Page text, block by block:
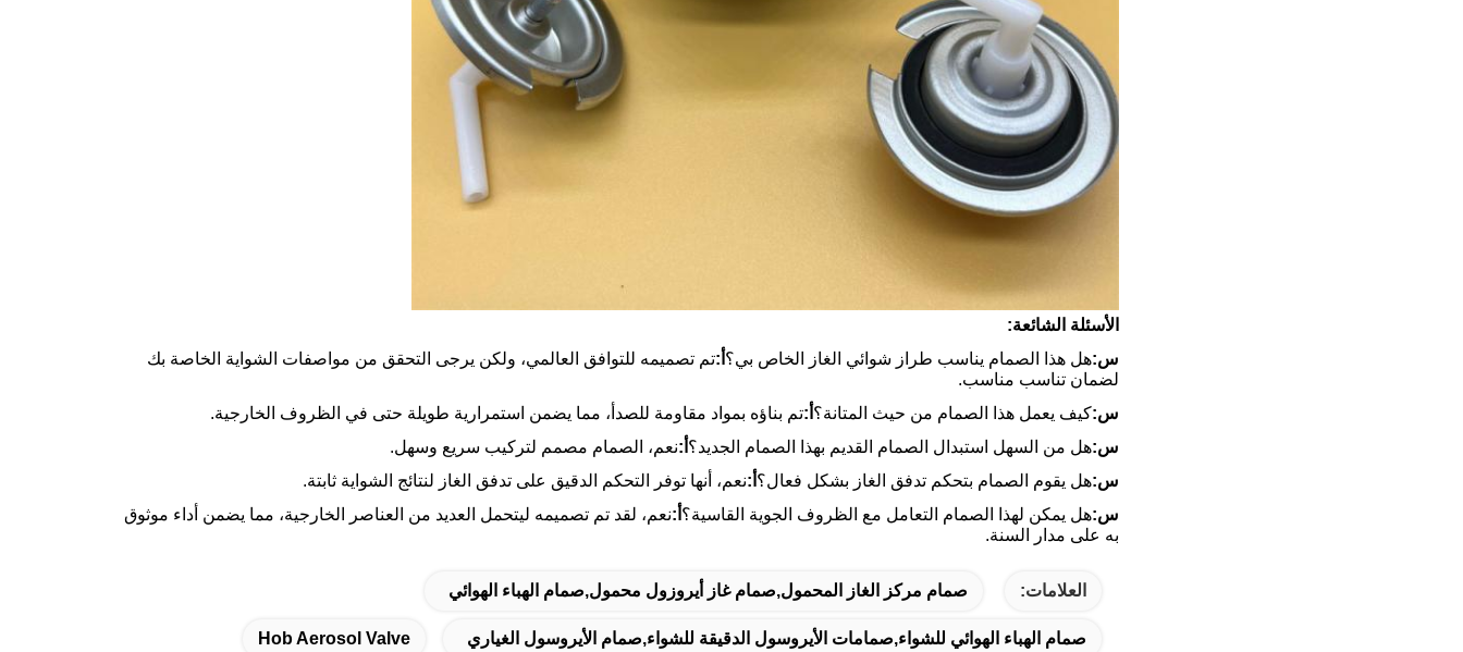
الأسئلة الشائعة:
س:هل هذا الصمام يناسب طراز شوائي الغاز الخاص بي؟ أ:تم تصميمه للتوافق العالمي، ولكن يرجى التحقق من مواصفات الشواية الخاصة بك
لضمان تناسب مناسب.
س:كيف يعمل هذا الصمام من حيث المتانة؟ أ:تم بناؤه بمواد مقاومة للصدأ، مما يضمن استمرارية طويلة حتى في الظروف الخارجية.
س:هل من السهل استبدال الصمام القديم بهذا الصمام الجديد؟ أ:نعم، الصمام مصمم لتركيب سريع وسهل.
س:هل يقوم الصمام بتحكم تدفق الغاز بشكل فعال؟ أ:نعم، أنها توفر التحكم الدقيق على تدفق الغاز لنتائج الشواية ثابتة.
س:هل يمكن لهذا الصمام التعامل مع الظروف الجوية القاسية؟ أ:نعم، لقد تم تصميمه ليتحمل العديد من العناصر الخارجية، مما يضمن أداء موثوق
به على مدار السنة.
العلامات: صمام مركز الغاز المحمول,صمام غاز أيروزول محمول,صمام الهباء الهوائي
صمام الهباء الهوائي للشواء,صمامات الأيروسول الدقيقة للشواء,صمام الأيروسول الغياري Hob Aerosol Valve